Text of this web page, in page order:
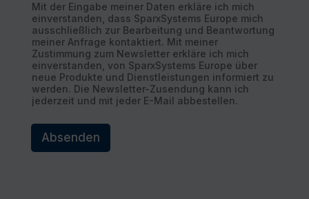
Mit der Eingabe meiner Daten erkläre ich mich
einverstanden, dass SparxSystems Europe mich
ausschließlich zur Bearbeitung und Beantwortung
meiner Anfrage kontaktiert. Mit meiner
Zustimmung zum Newsletter erkläre ich mich
einverstanden, von SparxSystems Europe über
neue Produkte und Dienstleistungen informiert zu
werden. Die Newsletter-Zusendung kann ich
jederzeit und mit jeder E-Mail abbestellen.
Absenden